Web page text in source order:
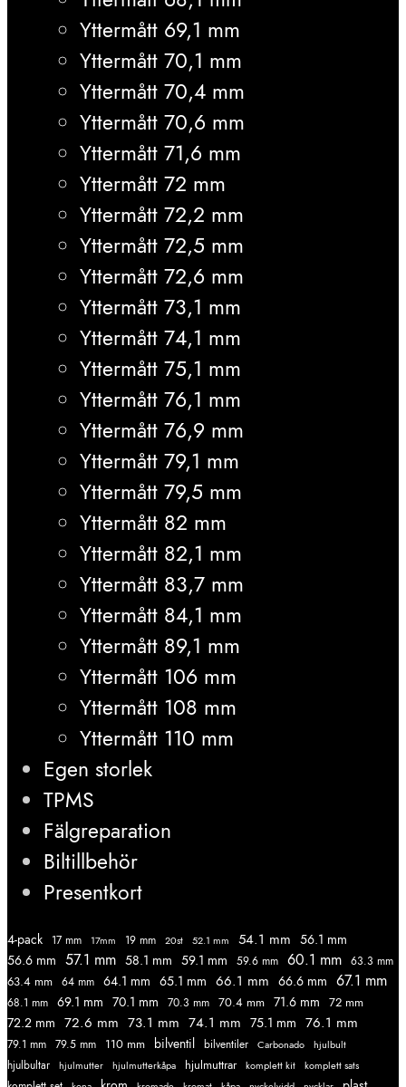
Yttermått 69,1 mm
Yttermått 70,1 mm
Yttermått 70,4 mm
Yttermått 70,6 mm
Yttermått 71,6 mm
Yttermått 72 mm
Yttermått 72,2 mm
Yttermått 72,5 mm
Yttermått 72,6 mm
Yttermått 73,1 mm
Yttermått 74,1 mm
Yttermått 75,1 mm
Yttermått 76,1 mm
Yttermått 76,9 mm
Yttermått 79,1 mm
Yttermått 79,5 mm
Yttermått 82 mm
Yttermått 82,1 mm
Yttermått 83,7 mm
Yttermått 84,1 mm
Yttermått 89,1 mm
Yttermått 106 mm
Yttermått 108 mm
Yttermått 110 mm
Egen storlek
TPMS
Fälgreparation
Biltillbehör
Presentkort
4-pack 17 mm 17mm 19 mm 20st 52.1 mm 54.1 mm 56.1 mm
56.6 mm 57.1 mm 58.1 mm 59.1 mm 59.6 mm 60.1 mm 63.3 mm
63.4 mm 64 mm 64.1 mm 65.1 mm 66.1 mm 66.6 mm 67.1 mm
68.1 mm 69.1 mm 70.1 mm 70.3 mm 70.4 mm 71.6 mm 72 mm
72.2 mm 72.6 mm 73.1 mm 74.1 mm 75.1 mm 76.1 mm
79.1 mm 79.5 mm 110 mm bilventil bilventiler Carbonado hjulbult
hjulbultar hjulmutter hjulmutterkåpa hjulmuttrar komplett kit komplett sats